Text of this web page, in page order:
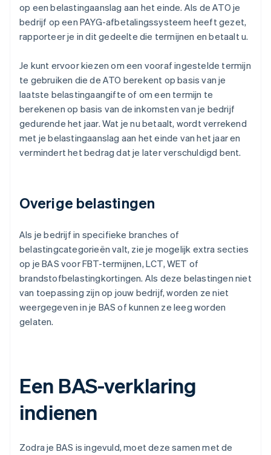
op een belastingaanslag aan het einde. Als de ATO je
bedrijf op een PAYG-afbetalingssysteem heeft gezet,
rapporteer je in dit gedeelte die termijnen en betaalt u.
Je kunt ervoor kiezen om een vooraf ingestelde termijn
te gebruiken die de ATO berekent op basis van je
laatste belastingaangifte of om een termijn te
berekenen op basis van de inkomsten van je bedrijf
gedurende het jaar. Wat je nu betaalt, wordt verrekend
met je belastingaanslag aan het einde van het jaar en
vermindert het bedrag dat je later verschuldigd bent.
Overige belastingen
Als je bedrijf in specifieke branches of
belastingcategorieën valt, zie je mogelijk extra secties
op je BAS voor FBT-termijnen, LCT, WET of
brandstofbelastingkortingen. Als deze belastingen niet
van toepassing zijn op jouw bedrijf, worden ze niet
weergegeven in je BAS of kunnen ze leeg worden
gelaten.
Een BAS-verklaring
indienen
Zodra je BAS is ingevuld, moet deze samen met de